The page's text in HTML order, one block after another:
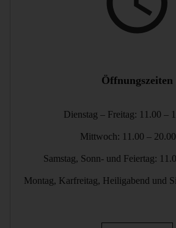
Öffnungszeiten
Dienstag – Freitag: 11.00 –
Mittwoch: 11.00 –
Samstag, Sonn- und Feiertag:
Montag, Karfreitag, Heiligabend und